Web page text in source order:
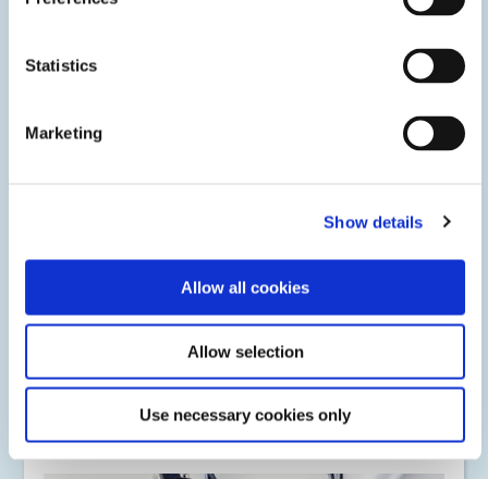
Statistics
Marketing
Show details
Allow all cookies
Allow selection
Use necessary cookies only
Accessoires du système
Une gamme complète d'accessoires de polymérisation pour
améliorer votre processus, notamment des supports, des
écrans lumineux, des ampoules de rechange, des guides
lumineux, des protections oculaires et bien plus encore.